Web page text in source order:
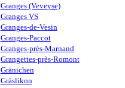
Granges (Veveyse)
Granges VS
Granges-de-Vesin
Granges-Paccot
Granges-près-Marnand
Grangettes-près-Romont
Gränichen
Gräslikon